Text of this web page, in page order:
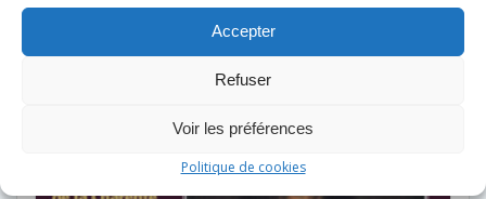
Accepter
Refuser
Voir les préférences
Politique de cookies